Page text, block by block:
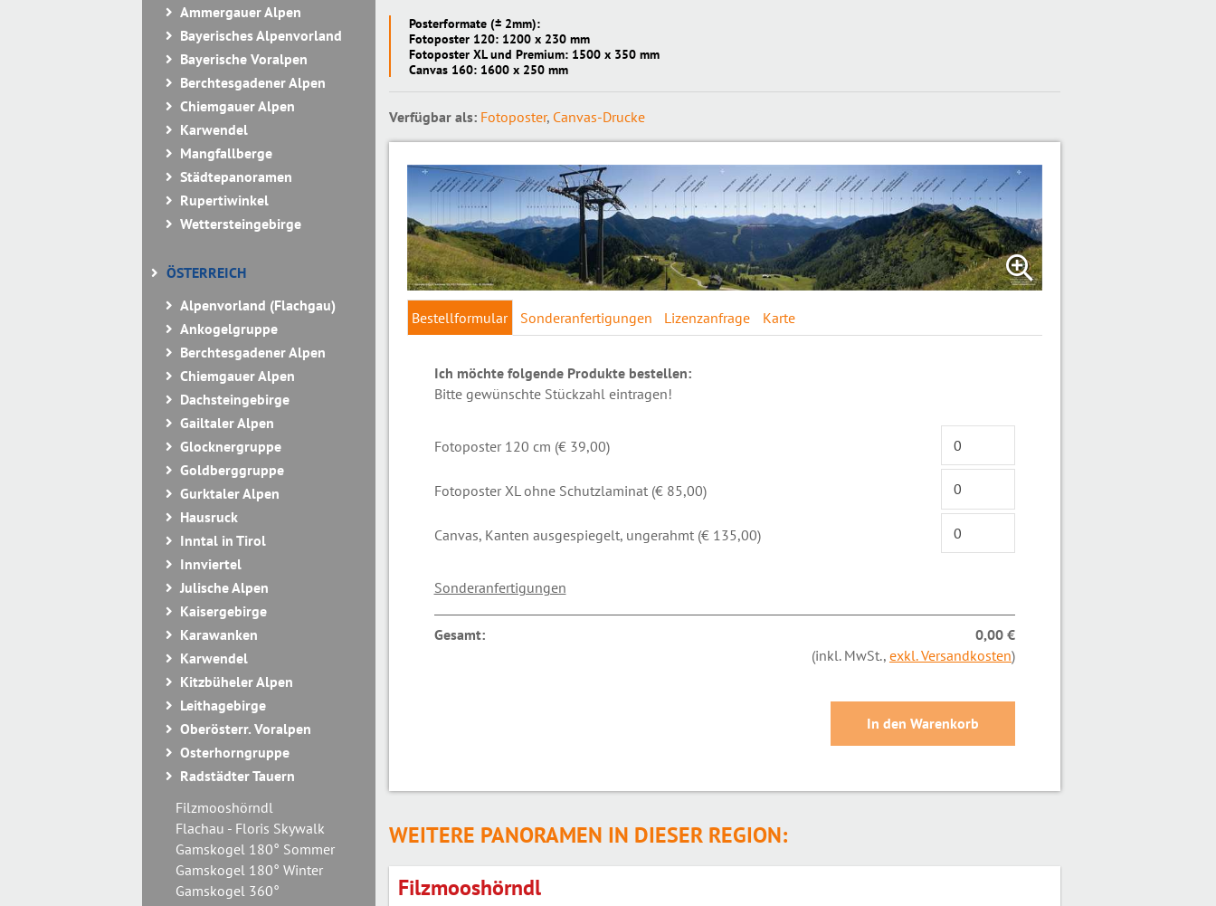
Ammergauer Alpen
Bayerisches Alpenvorland
Bayerische Voralpen
Berchtesgadener Alpen
Chiemgauer Alpen
Karwendel
Mangfallberge
Städtepanoramen
Rupertiwinkel
Wettersteingebirge
ÖSTERREICH
Alpenvorland (Flachgau)
Ankogelgruppe
Berchtesgadener Alpen
Chiemgauer Alpen
Dachsteingebirge
Gailtaler Alpen
Glocknergruppe
Goldberggruppe
Gurktaler Alpen
Hausruck
Inntal in Tirol
Innviertel
Julische Alpen
Kaisergebirge
Karawanken
Karwendel
Kitzbüheler Alpen
Leithagebirge
Oberösterr. Voralpen
Osterhorngruppe
Radstädter Tauern
Filzmooshörndl
Flachau - Floris Skywalk
Gamskogel 180° Sommer
Gamskogel 180° Winter
Gamskogel 360°
Posterformate (± 2mm):
Fotoposter 120: 1200 x 230 mm
Fotoposter XL und Premium: 1500 x 350 mm
Canvas 160: 1600 x 250 mm
Verfügbar als: Fotoposter, Canvas-Drucke
Bestellformular Sonderanfertigungen Lizenzanfrage Karte
Ich möchte folgende Produkte bestellen:
Bitte gewünschte Stückzahl eintragen!
Fotoposter 120 cm (€ 39,00)
Fotoposter XL ohne Schutzlaminat (€ 85,00)
Canvas, Kanten ausgespiegelt, ungerahmt (€ 135,00)
Sonderanfertigungen
Gesamt:
0,00 €
(inkl. MwSt., exkl. Versandkosten)
WEITERE PANORAMEN IN DIESER REGION:
Filzmooshörndl